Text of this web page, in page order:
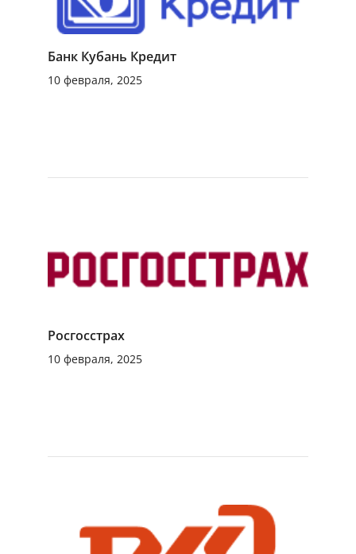
Банк Кубань Кредит
10 февраля, 2025
Росгосстрах
10 февраля, 2025